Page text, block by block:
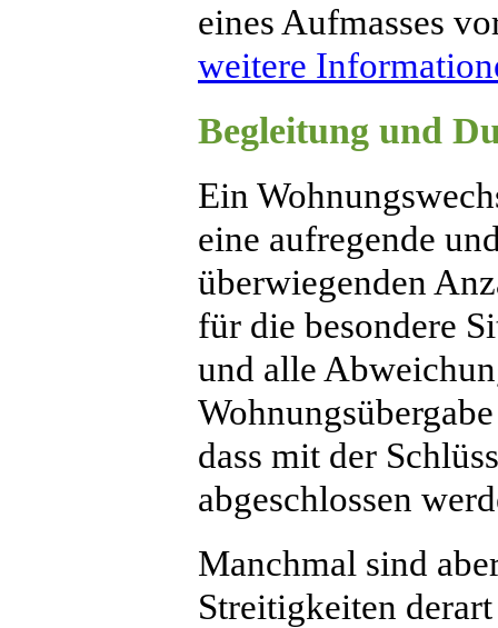
eines Aufmasses
weitere
Begleitung und
Ein
eine aufregende
überwiegenden
für die besondere
und alle
dass mit der
abgeschlossen
Manchmal sind
Streitigkeiten